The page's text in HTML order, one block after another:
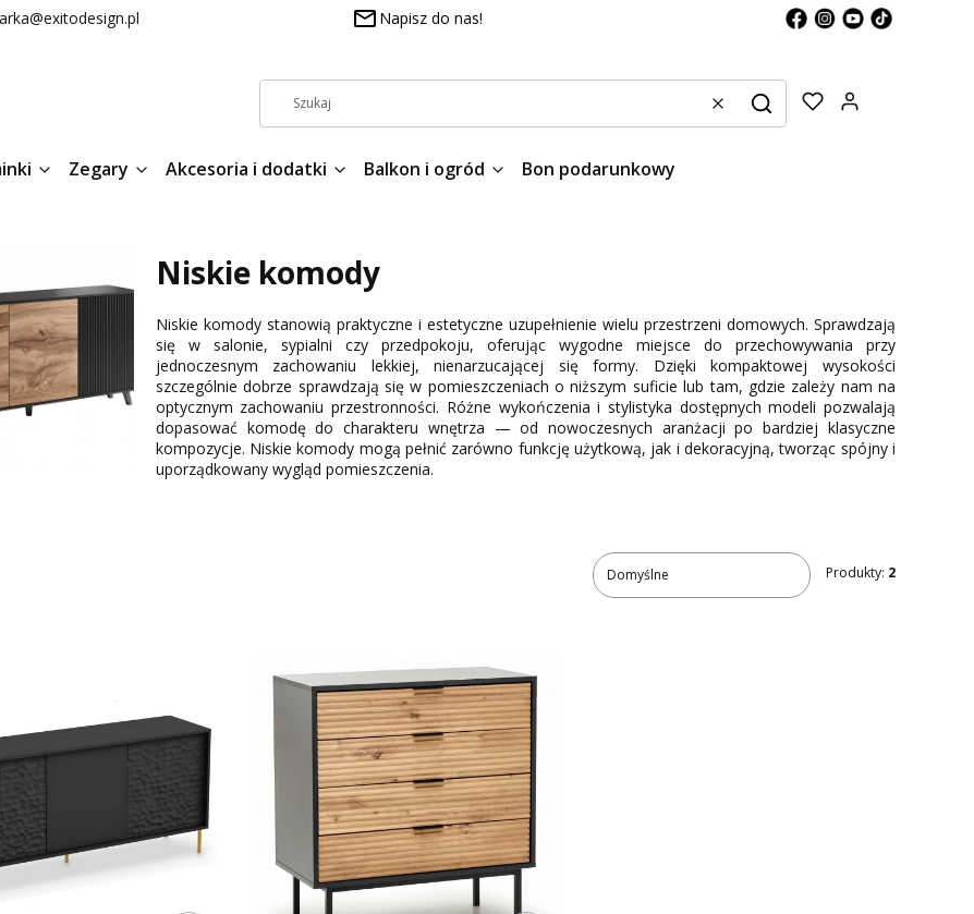
Napisz do nas!
WyczyśćSzukaj
Zegary Akcesoria i dodatki Balkon i ogród Bon podarunkowy
Niskie komody
Niskie komody stanowią praktyczne i estetyczne uzupełnienie wielu przestrzeni domowych. Sprawdzają
się w salonie, sypialni czy przedpokoju, oferując wygodne miejsce do przechowywania przy
jednoczesnym zachowaniu lekkiej, nienarzucającej się formy. Dzięki kompaktowej wysokości
szczególnie dobrze sprawdzają się w pomieszczeniach o niższym suficie lub tam, gdzie zależy nam na
optycznym zachowaniu przestronności. Różne wykończenia i stylistyka dostępnych modeli pozwalają
dopasować komodę do charakteru wnętrza — od nowoczesnych aranżacji po bardziej klasyczne
kompozycje. Niskie komody mogą pełnić zarówno funkcję użytkową, jak i dekoracyjną, tworząc spójny i
uporządkowany wygląd pomieszczenia.
Domyślne Produkty: 2